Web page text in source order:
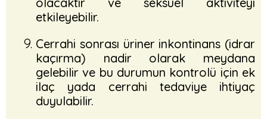
etkileyebilir.
Cerrahi sonrası üriner inkontinans (idrar
kaçırma) nadir olarak meydana
gelebilir ve bu durumun kontrolü için ek
ilaç yada cerrahi tedaviye ihtiyaç
duyulabilir.